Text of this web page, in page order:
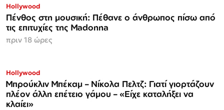
Hollywood
Πένθος στη μουσική: Πέθανε ο άνθρωπος πίσω από
τις επιτυχίες της Madonna
πριν 18 ώρες
Hollywood
Μπρούκλιν Μπέκαμ – Νίκολα Πελτζ: Γιατί γιορτάζουν
πλέον άλλη επέτειο γάμου – «Είχε καταλήξει να
κλαίει»